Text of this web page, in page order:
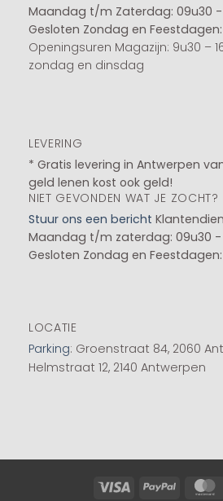
Maandag t/m Zaterdag: 09u30 -
Gesloten Zondag en Feestdagen:
Openingsuren Magazijn: 9u30 –
zondag en dinsdag
LEVERING
* Gratis levering in Antwerpen
geld lenen kost ook geld!
NIET GEVONDEN WAT JE ZOCHT?
Stuur ons een bericht
Maandag t/m zaterdag: 09u30 -
Gesloten Zondag en Feestdagen:
LOCATIE
Parking: Groenstraat 84, 2060
Helmstraat 12, 2140 Antwerpen
Visa PayPal